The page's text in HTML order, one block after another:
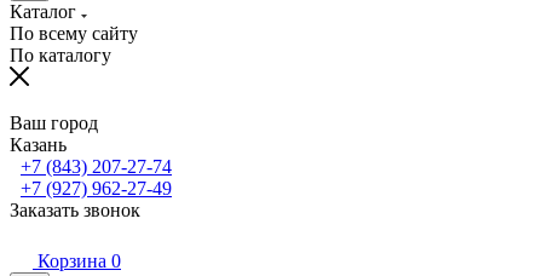
Каталог
По всему сайту
По каталогу
Ваш город
Казань
+7 (843) 207-27-74
+7 (927) 962-27-49
Заказать звонок
Корзина 0